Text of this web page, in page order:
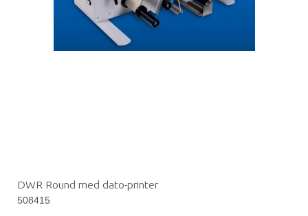
DWR Round med dato-printer
508415